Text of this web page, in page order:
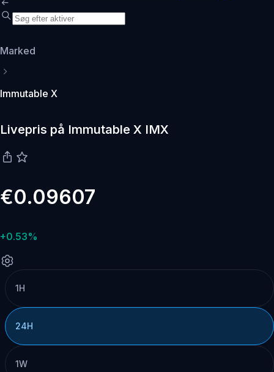
Marked
Immutable X
Livepris på Immutable X IMX
€0.09607
+0.53%
1H
24H
1W